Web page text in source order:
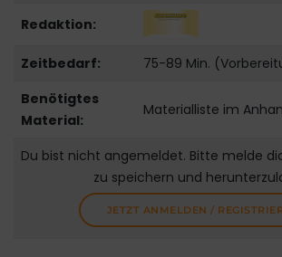
Redaktion:
Zeitbedarf:
75-89 Min.
Benötigtes
Material:
Materialliste im
Du bist nicht angemeldet. Bitte melde
zu speichern und
JETZT ANMELDEN /